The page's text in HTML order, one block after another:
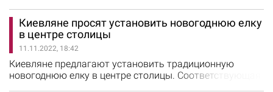
снег в столице выпадет в четверг, 17 ноября. В
пятницу, 18 ноября, ожидается снегопад. Температура
воздуха опустится до 2 градусов мороза. На дорогах
возможна гололедица. В связи с погодными
условиями водителей просят…
Киевляне просят установить новогоднюю елку
в центре столицы
11.11.2022, 18:42
Киевляне предлагают установить традиционную
новогоднюю елку в центре столицы. Соответствующая